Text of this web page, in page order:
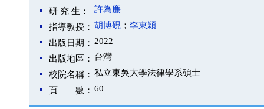
研 究 生：
許為廉
指導教授： 胡博硯 ； 李東穎
出版日期： 2022
出版地區： 台灣
校院名稱： 私立東吳大學法律學系碩士
頁 數： 60